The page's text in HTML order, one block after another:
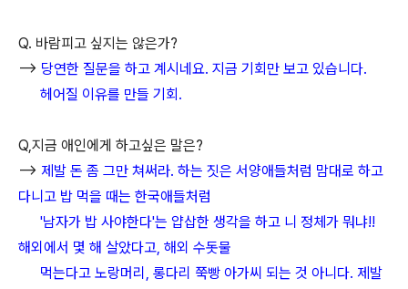
Q. 바람피고 싶지는 않은가?
--> 당연한 질문을 하고 계시네요. 지금 기회만 보고 있습니다.
헤어질 이유를 만들 기회.
Q,지금 애인에게 하고싶은 말은?
--> 제발 돈 좀 그만 쳐써라. 하는 짓은 서양애들처럼 맘대로 하고
다니고 밥 먹을 때는 한국애들처럼
'남자가 밥 사야한다'는 얍삽한 생각을 하고 니 정체가 뭐냐!!
해외에서 몇 해 살았다고, 해외 수돗물
먹는다고 노랑머리, 롱다리 쭉빵 아가씨 되는 것 아니다. 제발